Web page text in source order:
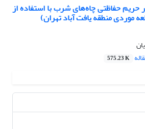
حریم حفاظتی چاه‌های شرب با استفاده از
موردی منطقه یافت آباد تهران)
575.23 K